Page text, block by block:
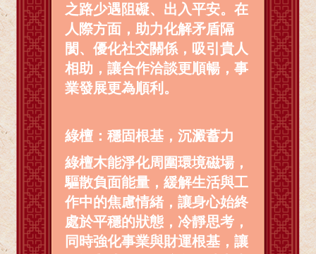
之路少遇阻礙、出入平安。在
人際方面，助力化解矛盾隔
閡、優化社交關係，吸引貴人
相助，讓合作洽談更順暢，事
業發展更為順利。
綠檀：穩固根基，沉澱蓄力
綠檀木能淨化周圍環境磁場，
驅散負面能量，緩解生活與工
作中的焦慮情緒，讓身心始終
處於平穩的狀態，冷靜思考，
同時強化事業與財運根基，讓